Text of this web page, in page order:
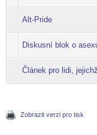
Alt-Pride
Diskusní blok o
Článek pro lidi,
Zobrazit verzi pro tisk